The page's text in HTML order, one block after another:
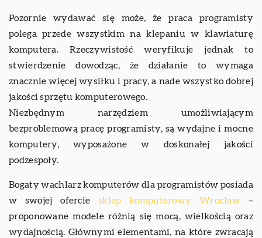
Pozornie wydawać się może, że praca programisty
polega przede wszystkim na klepaniu w klawiaturę
komputera. Rzeczywistość weryfikuje jednak to
stwierdzenie dowodząc, że działanie to wymaga
znacznie więcej wysiłku i pracy, a nade wszystko dobrej
jakości sprzętu komputerowego.
Niezbędnym narzędziem umożliwiającym
bezproblemową pracę programisty, są wydajne i mocne
komputery, wyposażone w doskonałej jakości
podzespoły.
Bogaty wachlarz komputerów dla programistów posiada
w swojej ofercie sklep komputerowy Wrocław –
proponowane modele różnią się mocą, wielkością oraz
wydajnością. Głównymi elementami, na które zwracają